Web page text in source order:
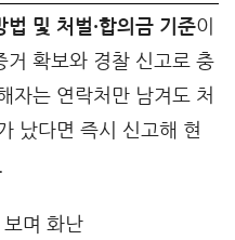
및 처벌·합의금 기준이
거 확보와 경찰 신고로 충
자는 연락처만 남겨도 처
났다면 즉시 신고해 현